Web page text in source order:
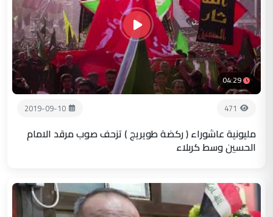
04:29
471
2019-09-10
مليونية عاشوراء ( ركضة طويريج ) تزحف صوب مرقد الامام
الحسين وسط كربلاء